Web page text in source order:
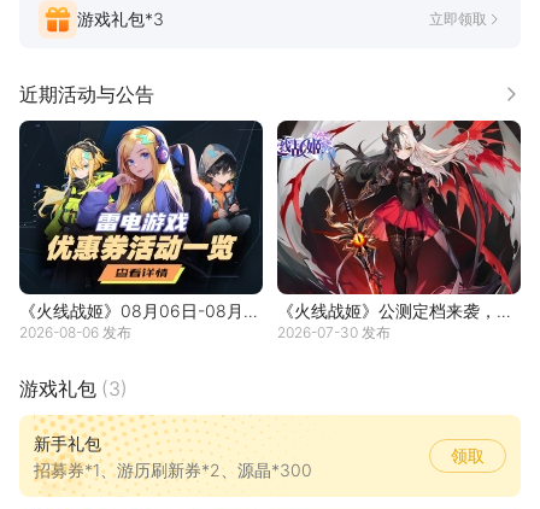
游戏礼包*3 立即领取
近期活动与公告 更多
《火线战姬》08月06日-08月12
日送券活动一览
2026-08-06 发布
《火线战姬》公测定档来袭，即
将上线！
2026-07-30 发布
游戏礼包 (3)
新手礼包
招募券*1、游历刷新券*2、源晶*300
领取